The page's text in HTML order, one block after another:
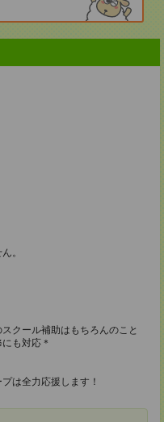
。
クール補助はもちろんのこと
も対応＊
は全力応援します！